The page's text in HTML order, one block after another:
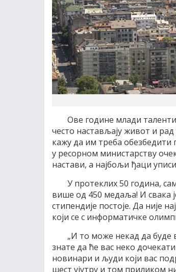
Ове године млади
често настављају живот и
кажу да им треба обезбедити
у ресорном министарству
настави, а најбољи ђаци
У протеклих 50 година,
више од 450 медаља! И свака
стипендије постоје. Да није
који се с информатичке
„И то може некад да буде
знате да ће вас неко
новинари и људи који вас
шест ујутру и том приликом